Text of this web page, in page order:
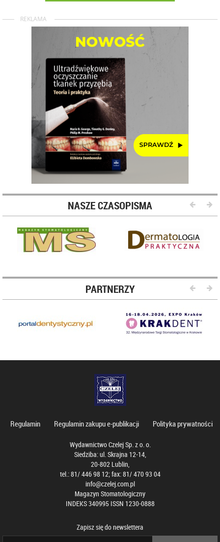
REKLAMA
NASZE CZASOPISMA
PARTNERZY
Regulamin Regulamin zakupu e-publikacji Polityka prywatności
Wydawnictwo Czelej Sp. z o. o.
Siedziba: ul. Skrajna 12-14,
20-802 Lublin,
tel.: 81/ 446 98 12; fax: 81/ 470 93 04
info@czelej.com.pl
Magazyn Stomatologiczny
INDEKS 340995 ISSN 1230-0888
Zapisz się do newslettera